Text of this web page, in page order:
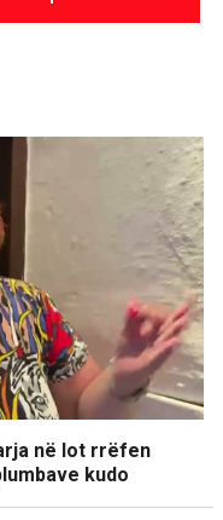
në lot rrëfen
kudo